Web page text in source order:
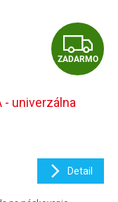
Z
A
R
M
ZADARMO
- univerzálna
Detail